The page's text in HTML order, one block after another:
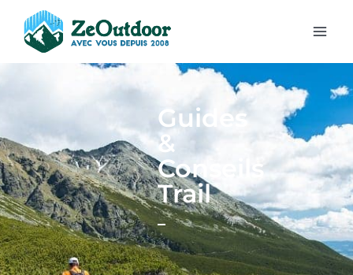
Guides
&
Conseils
Trail